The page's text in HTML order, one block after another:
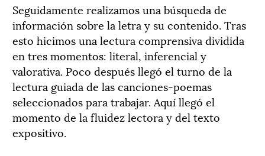
Seguidamente realizamos una búsqueda de
información sobre la letra y su contenido. Tras
esto hicimos una lectura comprensiva dividida
en tres momentos: literal, inferencial y
valorativa. Poco después llegó el turno de la
lectura guiada de las canciones-poemas
seleccionados para trabajar. Aquí llegó el
momento de la fluidez lectora y del texto
expositivo.